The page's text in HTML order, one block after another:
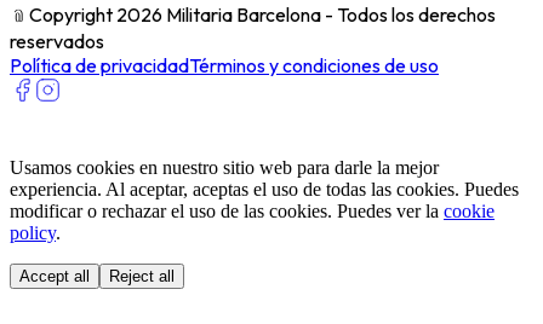
﹫ Copyright 2026 Militaria Barcelona - Todos los derechos
reservados
Política de privacidadTérminos y condiciones de uso
Usamos cookies en nuestro sitio web para darle la mejor
experiencia. Al aceptar, aceptas el uso de todas las cookies. Puedes
modificar o rechazar el uso de las cookies. Puedes ver la cookie
policy.
Accept all Reject all